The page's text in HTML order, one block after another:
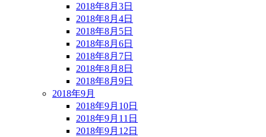
2018年8月3日
2018年8月4日
2018年8月5日
2018年8月6日
2018年8月7日
2018年8月8日
2018年8月9日
2018年9月
2018年9月10日
2018年9月11日
2018年9月12日